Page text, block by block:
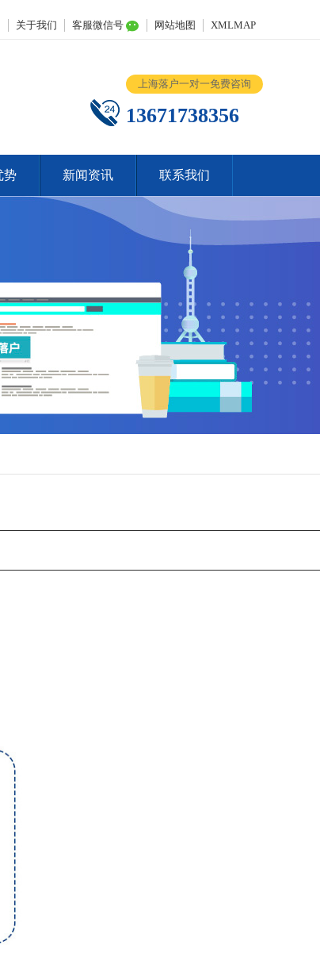
关于我们 客服微信号 网站地图 XMLMAP
上海落户一对一免费咨询
13671738356
势 新闻资讯 联系我们